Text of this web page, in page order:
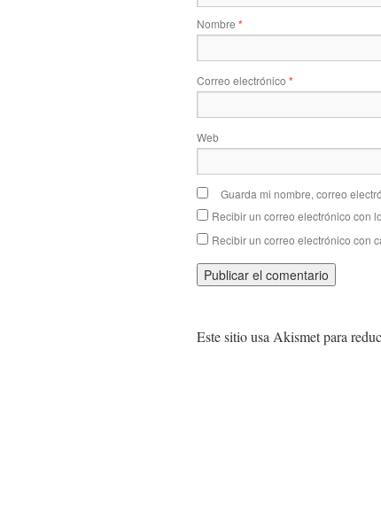
Nombre *
Correo electrónico *
Web
Guarda mi nombre, correo
Recibir un correo electrónico con
Recibir un correo electrónico con
Este sitio usa Akismet para